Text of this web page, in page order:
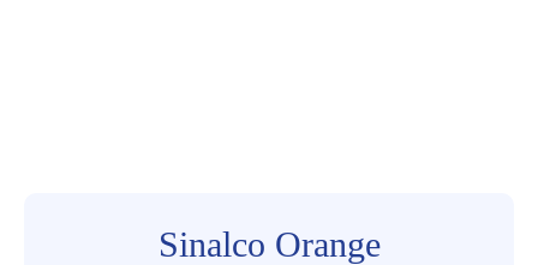
Sinalco Orange